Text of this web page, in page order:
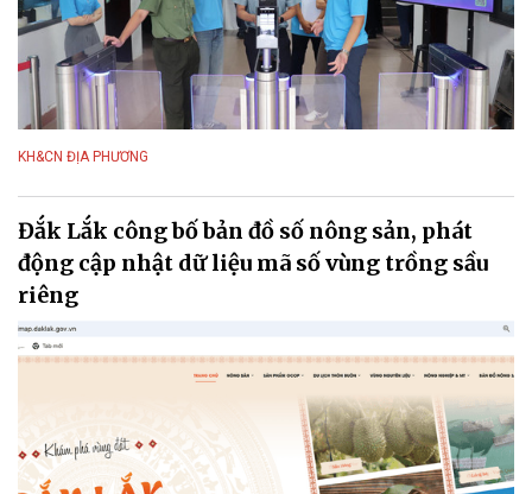
KH&CN ĐỊA PHƯƠNG
Đắk Lắk công bố bản đồ số nông sản, phát
động cập nhật dữ liệu mã số vùng trồng sầu
riêng